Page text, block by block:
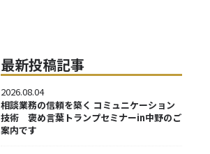
最新投稿記事
2026.08.04
相談業務の信頼を築く コミュニケーション
技術 褒め言葉トランプセミナーin中野のご
案内です